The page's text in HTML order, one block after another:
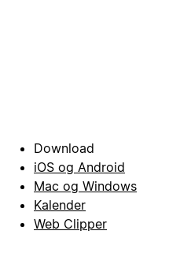
Download
iOS og Android
Mac og Windows
Kalender
Web Clipper